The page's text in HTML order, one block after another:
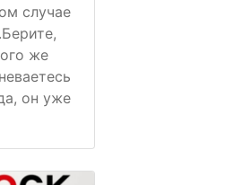
случае
же
он уже